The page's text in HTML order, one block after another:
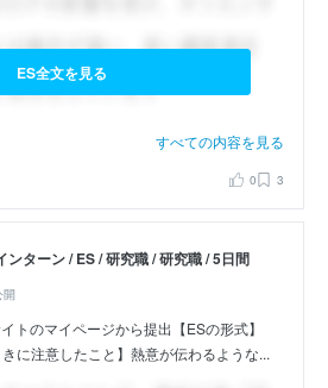
ES全文を見る
すべての内容を見る
0 3
ンターン / ES / 研究職 / 研究職 / 5日間
開
トのマイページから提出【ESの形式】
に注意したこと】熱意が伝わるような...